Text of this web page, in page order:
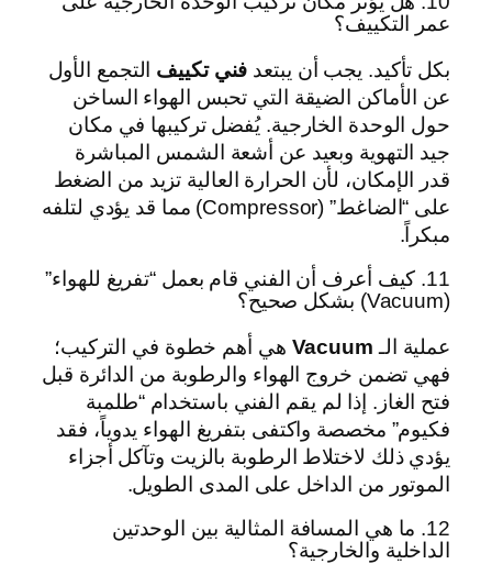
عمر التكييف؟
بكل تأكيد. يجب أن يبتعد فني تكييف التجمع الأول
عن الأماكن الضيقة التي تحبس الهواء الساخن
حول الوحدة الخارجية. يُفضل تركيبها في مكان
جيد التهوية وبعيد عن أشعة الشمس المباشرة
قدر الإمكان، لأن الحرارة العالية تزيد من الضغط
على “الضاغط” (Compressor) مما قد يؤدي لتلفه
مبكراً.
11. كيف أعرف أن الفني قام بعمل “تفريغ للهواء”
(Vacuum) بشكل صحيح؟
عملية الـ Vacuum هي أهم خطوة في التركيب؛
فهي تضمن خروج الهواء والرطوبة من الدائرة قبل
فتح الغاز. إذا لم يقم الفني باستخدام “طلمبة
فكيوم” مخصصة واكتفى بتفريغ الهواء يدوياً، فقد
يؤدي ذلك لاختلاط الرطوبة بالزيت وتآكل أجزاء
الموتور من الداخل على المدى الطويل.
12. ما هي المسافة المثالية بين الوحدتين
الداخلية والخارجية؟